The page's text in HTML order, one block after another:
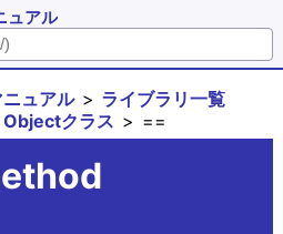
ュアル
ュアル
ライブラリ一覧
Objectクラス ==